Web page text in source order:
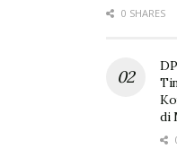
0 SHARES
di